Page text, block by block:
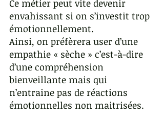
Ce métier peut vite devenir
envahissant si on s’investit trop
émotionnellement.
Ainsi, on préfèrera user d’une
empathie « sèche » c’est-à-dire
d’une compréhension
bienveillante mais qui
n’entraine pas de réactions
émotionnelles non maitrisées.